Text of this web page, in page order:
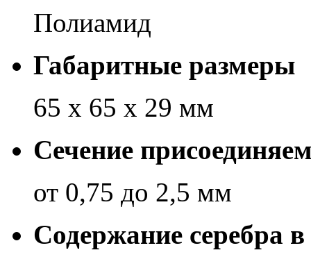
Полиамид
Габаритные размеры
65 х 65 х 29 мм
Сечение
от 0,75 до 2,5 мм
Содержание серебра в